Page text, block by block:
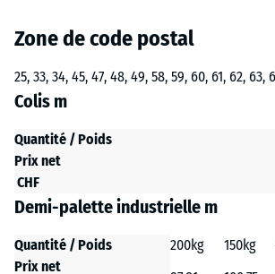
Zone de code postal
25, 33, 34, 45, 47, 48, 49, 58, 59, 60, 61, 62, 63,
Colis m
Quantité / Poids
Prix net
CHF
Demi-palette industrielle m
Quantité / Poids 200kg 150kg
Prix net